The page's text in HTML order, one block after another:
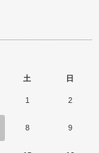
土 日
1 2
8 9